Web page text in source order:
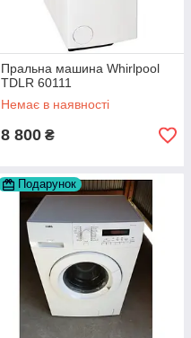
Пральна машина Whirlpool
TDLR 60111
Немає в наявності
8 800 ₴
Подарунок